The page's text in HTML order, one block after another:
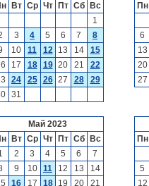
Вт Ср Чт Пт Сб
Вс
1
3 4 5 6 7
8
10 11 12 13 14
15
17 18 19 20 21
22
24 25 26 27 28
29
31
Пн
6
13
20
27
Май 2023
Вт Ср Чт Пт Сб
Вс
2 3 4 5 6
7
9 10 11 12 13
14
16 17 18 19 20
21
Пн
5
12